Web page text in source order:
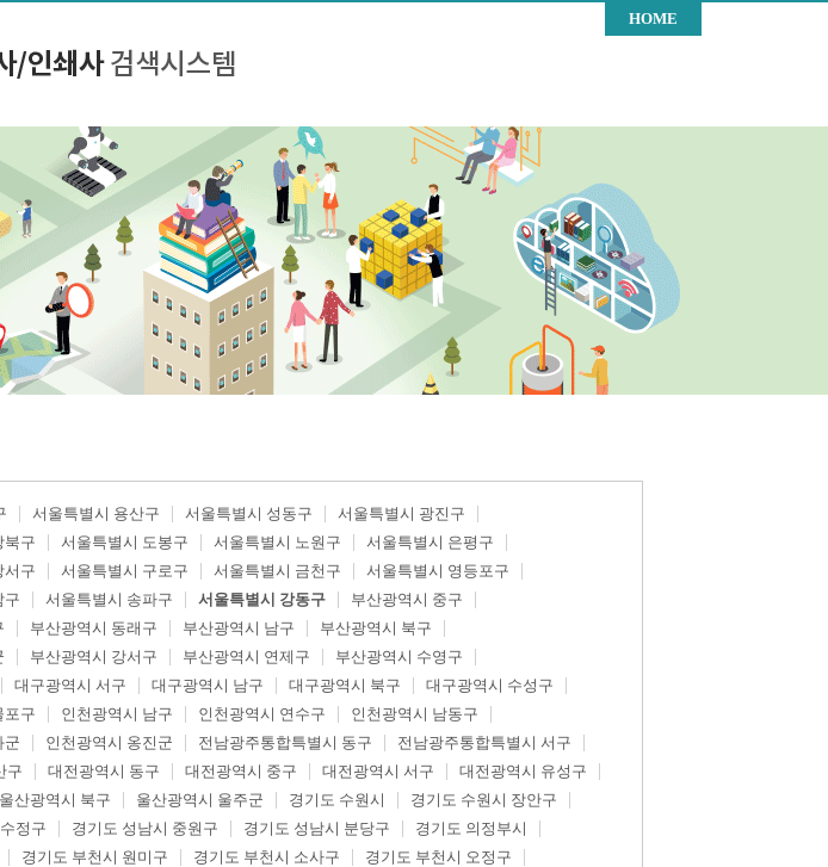
HOME
서울특별시 용산구 서울특별시 성동구
서울특별시 광진구
북구 서울특별시 도봉구 서울특별시 노원구
서울특별시 은평구
서구 서울특별시 구로구 서울특별시 금천구
서울특별시 영등포구
구 서울특별시 송파구 서울특별시 강동구
부산광역시 중구
부산광역시 동래구 부산광역시 남구
부산광역시 북구
부산광역시 강서구 부산광역시 연제구
부산광역시 수영구
대구광역시 서구 대구광역시 남구 대구광역시 북구
대구광역시 수성구
포구 인천광역시 남구 인천광역시 연수구
인천광역시 남동구
군 인천광역시 옹진군 전남광주통합특별시 동구
전남광주통합특별시 서구
구 대전광역시 동구 대전광역시 중구 대전광역시 서구
대전광역시 유성구
울산광역시 북구 울산광역시 울주군 경기도 수원시
경기도 수원시 장안구
정구 경기도 성남시 중원구 경기도 성남시 분당구
경기도 의정부시
경기도 부천시 원미구 경기도 부천시 소사구
경기도 부천시 오정구